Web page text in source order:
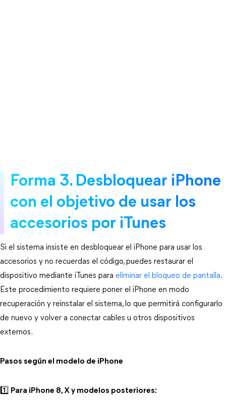
Forma 3. Desbloquear iPhone
con el objetivo de usar los
accesorios por iTunes
Si el sistema insiste en desbloquear el iPhone para usar los
accesorios y no recuerdas el código, puedes restaurar el
dispositivo mediante iTunes para eliminar el bloqueo de pantalla.
Este procedimiento requiere poner el iPhone en modo
recuperación y reinstalar el sistema, lo que permitirá configurarlo
de nuevo y volver a conectar cables u otros dispositivos
externos.
Pasos según el modelo de iPhone
1️⃣ Para iPhone 8, X y modelos posteriores: